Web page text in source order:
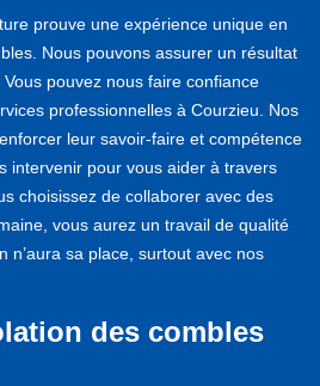
prouve une expérience unique en
Nous pouvons assurer un résultat
pouvez nous faire confiance
professionnelles à Courzieu. Nos
leur savoir-faire et compétence
intervenir pour vous aider à travers
choisissez de collaborer avec des
vous aurez un travail de qualité
n’aura sa place, surtout avec nos
des combles